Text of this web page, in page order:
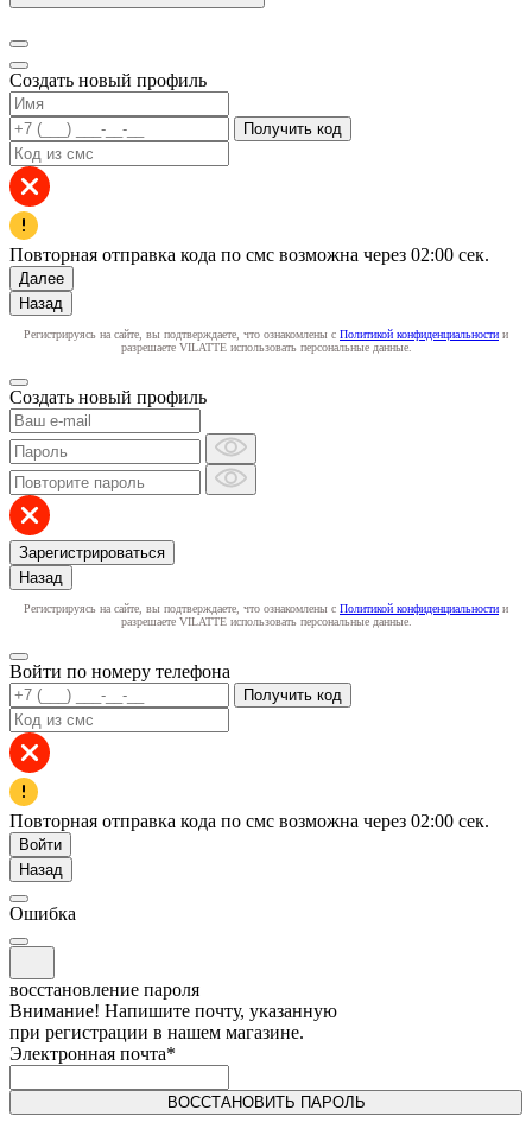
Создать новый профиль
Получить код
Повторная отправка кода по смс возможна через 02:00 сек.
Далее
Назад
Регистрируясь на сайте, вы подтверждаете, что ознакомлены с Политикой конфиденциальности и
разрешаете VILATTE использовать персональные данные.
Создать новый профиль
Зарегистрироваться
Назад
Регистрируясь на сайте, вы подтверждаете, что ознакомлены с Политикой конфиденциальности и
разрешаете VILATTE использовать персональные данные.
Войти по номеру телефона
Получить код
Повторная отправка кода по смс возможна через 02:00 сек.
Войти
Назад
Ошибка
восстановление пароля
Внимание! Напишите почту, указанную
при регистрации в нашем магазине.
Электронная почта*
ВОССТАНОВИТЬ ПАРОЛЬ